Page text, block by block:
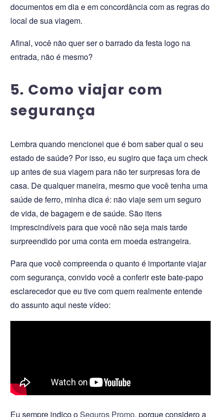
documentos em dia e em concordância com as regras do
local de sua viagem.
Afinal, você não quer ser o barrado da festa logo na
entrada, não é mesmo?
5. Como viajar com
segurança
Lembra quando mencionei que é bom saber qual o seu
estado de saúde? Por isso, eu sugiro que faça um check
up antes de sua viagem para não ter surpresas fora de
casa. De qualquer maneira, mesmo que você tenha uma
saúde de ferro, minha dica é: não viaje sem um seguro
de vida, de bagagem e de saúde. São itens
imprescindíveis para que você não seja mais tarde
surpreendido por uma conta em moeda estrangeira.
Para que você compreenda o quanto é importante viajar
com segurança, convido você a conferir este bate-papo
esclarecedor que eu tive com quem realmente entende
do assunto aqui neste vídeo:
Eu sempre indico oSeguros Promo, porque considero a